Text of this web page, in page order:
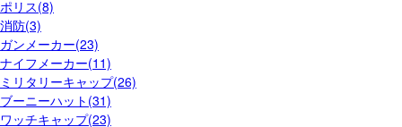
ポリス(8)
消防(3)
ガンメーカー(23)
ナイフメーカー(11)
ミリタリーキャップ(26)
ブーニーハット(31)
ワッチキャップ(23)